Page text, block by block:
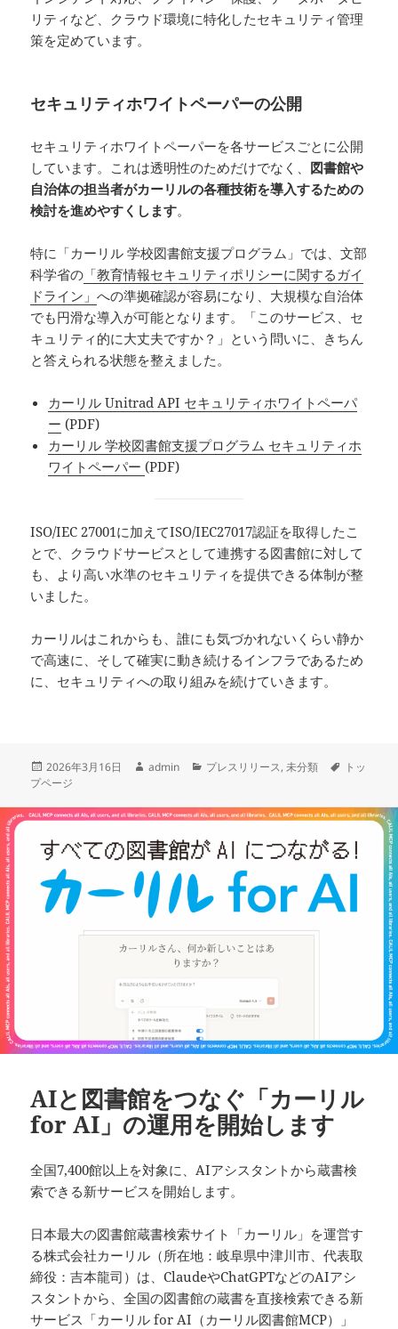
リティなど、クラウド環境に特化したセキュリティ管理
策を定めています。
セキュリティホワイトペーパーの公開
セキュリティホワイトペーパーを各サービスごとに公開
しています。これは透明性のためだけでなく、 図書館や
自治体の担当者がカーリルの各種技術を導入するための
検討を進めやすくします。
特に「カーリル 学校図書館支援プログラム」では、文部
科学省の 「教育情報セキュリティポリシーに関するガイ
ドライン」への準拠確認が容易になり、大規模な自治体
でも円滑な導入が可能となります。「このサービス、セ
キュリティ的に大丈夫ですか？」という問いに、きちん
と答えられる状態を整えました。
カーリル Unitrad API セキュリティホワイトペーパ
ー (PDF)
カーリル 学校図書館支援プログラム セキュリティホ
ワイトペーパー(PDF)
ISO/IEC 27001に加えてISO/IEC27017認証を取得したこ
とで、クラウドサービスとして連携する図書館に対して
も、より高い水準のセキュリティを提供できる体制が整
いました。
カーリルはこれからも、誰にも気づかれないくらい静か
で高速に、そして確実に動き続けるインフラであるため
に、セキュリティへの取り組みを続けていきます。
投
稿
2026年3月16日
作
admin
カ
リ
プレスリリース,未分類
タ
トッ
プページ
AIと図書館をつなぐ「カーリル
for AI」の運用を開始します
全国7,400館以上を対象に、AIアシスタントから蔵書検
索できる新サービスを開始します。
日本最大の図書館蔵書検索サイト「カーリル」を運営す
る株式会社カーリル（所在地：岐阜県中津川市、代表取
締役：吉本龍司）は、ClaudeやChatGPTなどのAIアシ
スタントから、全国の図書館の蔵書を直接検索できる新
サービス「カーリル for AI（カーリル図書館MCP）」